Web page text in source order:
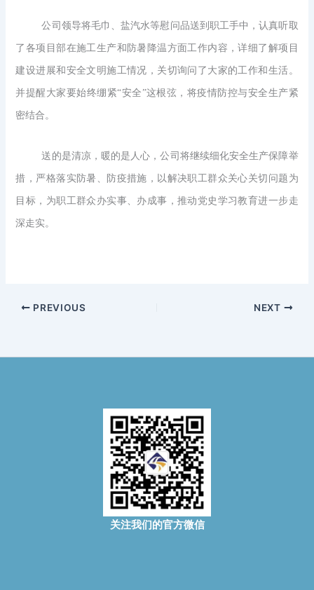
公司领导将毛巾、盐汽水等慰问品送到职工手中，认真听取
了各项目部在施工生产和防暑降温方面工作内容，详细了解项目
建设进展和安全文明施工情况，关切询问了大家的工作和生活。
并提醒大家要始终绷紧“安全”这根弦，将疫情防控与安全生产紧
密结合。
送的是清凉，暖的是人心，公司将继续细化安全生产保障举
措，严格落实防暑、防疫措施，以解决职工群众关心关切问题为
目标，为职工群众办实事、办成事，推动党史学习教育进一步走
深走实。
PREVIOUS NEXT
关注我们的官方微信